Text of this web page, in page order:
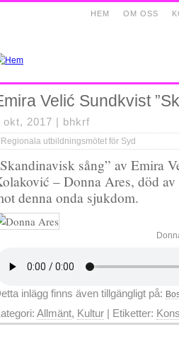
OM OSS
HEM
Velić Sundkvist
okt, 2017 | bhkrf
Regionala utbildningsmötet för Syd
sång” av Emira
– Donna Ares, död
denna onda sjukdom.
inlägg finns även tillgängligt på:
Allmänt, Kultur | Etiketter: